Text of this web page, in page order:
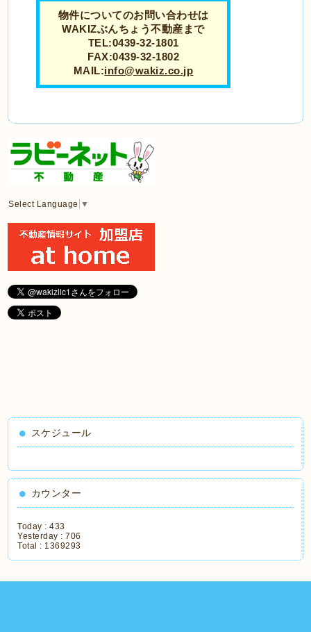
物件についてのお問い合わせは
WAKIZぶんちょう不動産まで
TEL:0439-32-1801
FAX:0439-32-1802
MAIL:info@wakiz.co.jp
Select Language ▼
スケジュール
カウンター
Today :433
Yesterday :706
Total : 1369293